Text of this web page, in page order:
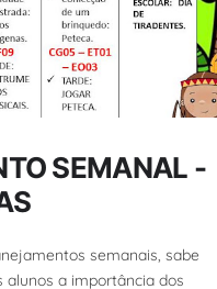
SEMANAL -
semanais, sabe
a importância dos